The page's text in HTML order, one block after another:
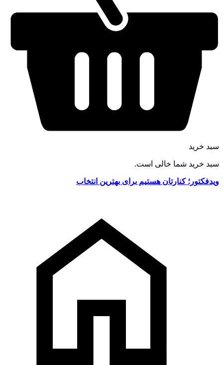
سبد خرید
سبد خرید شما خالی است.
ویدفکتور؛ کنارتان هستیم برای بهترین انتخاب